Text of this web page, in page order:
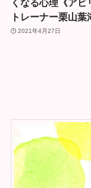
トレーナー栗山葉
2021年4月27日